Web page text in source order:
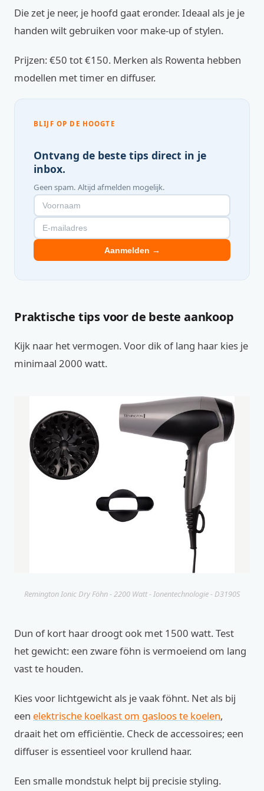
Die zet je neer, je hoofd gaat eronder. Ideaal als je je
handen wilt gebruiken voor make-up of stylen.
Prijzen: €50 tot €150. Merken als Rowenta hebben
modellen met timer en diffuser.
BLIJF OP DE HOOGTE
Ontvang de beste tips direct in je
inbox.
Geen spam. Altijd afmelden mogelijk.
Aanmelden →
Praktische tips voor de beste aankoop
Kijk naar het vermogen. Voor dik of lang haar kies je
minimaal 2000 watt.
Remington Ionic Dry Föhn - 2200 Watt - Ionentechnologie - D3190S
Dun of kort haar droogt ook met 1500 watt. Test
het gewicht: een zware föhn is vermoeiend om lang
vast te houden.
Kies voor lichtgewicht als je vaak föhnt. Net als bij
een elektrische koelkast om gasloos te koelen,
draait het om efficiëntie. Check de accessoires; een
diffuser is essentieel voor krullend haar.
Een smalle mondstuk helpt bij precisie styling.